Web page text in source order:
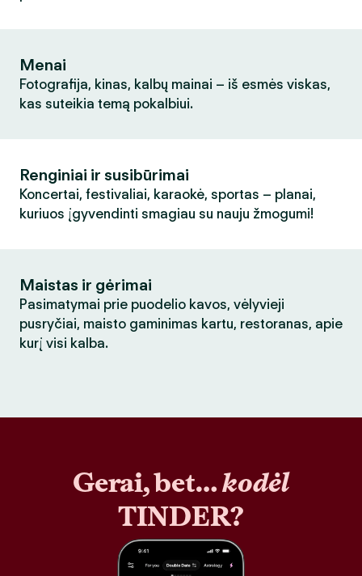
Menai
Fotografija, kinas, kalbų mainai – iš esmės viskas,
kas suteikia temą pokalbiui.
Renginiai ir susibūrimai
Koncertai, festivaliai, karaokė, sportas – planai,
kuriuos įgyvendinti smagiau su nauju žmogumi!
Maistas ir gėrimai
Pasimatymai prie puodelio kavos, vėlyvieji
pusryčiai, maisto gaminimas kartu, restoranas, apie
kurį visi kalba.
Gerai, bet…kodėl
TINDER?